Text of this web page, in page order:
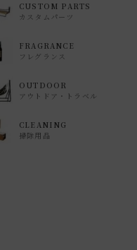
CUSTOM PARTS
カスタムパーツ
FRAGRANCE
フレグランス
OUTDOOR
アウトドア・トラベル
CLEANING
掃除用品